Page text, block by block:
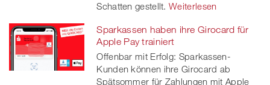
Schatten gestellt. Weiterlesen
Sparkassen haben ihre Girocard für
Apple Pay trainiert
Offenbar mit Erfolg: Sparkassen-
Kunden können ihre Girocard ab
Spätsommer für Zahlungen mit Apple